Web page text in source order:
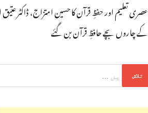
عصری تعلیم اور حفظِ قرآن کا حسین امتزاج، ڈاکٹر
کے چاروں بچے حافظِ قرآن بن گئے